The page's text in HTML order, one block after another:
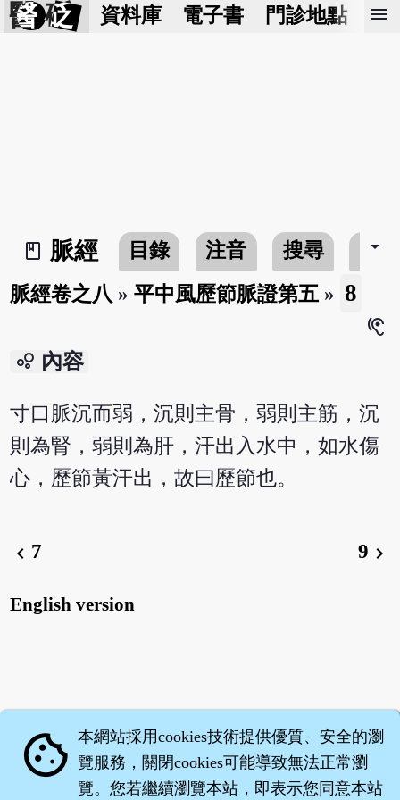
醫 砭 資料庫 電子書 門診地點 預
menu
book_2
脈經 目錄 注音 搜尋 書介
arrow_drop_down
脈經卷之八 »平中風歷節脈證第五 » 8
hearing
bubble_chart 內容
寸口脈沉而弱，沉則主骨，弱則主筋，沉
則為腎，弱則為肝，汗出入水中，如水傷
心，歷節黃汗出，故曰歷節也。
chevron_left 7 9 chevron_right
English version
cookie 本網站採用cookies技術提供優質、安全的瀏
覽服務，關閉cookies可能導致無法正常瀏
覽。您若繼續瀏覽本站，即表示您同意本站